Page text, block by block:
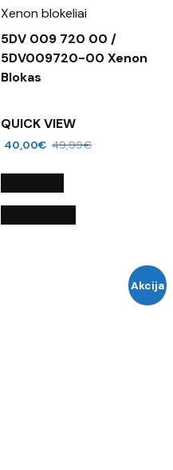
Xenon blokeliai
5DV 009 720 00 /
5DV009720-00 Xenon
Blokas
QUICK VIEW
40,00€ 49,99€
Akcija